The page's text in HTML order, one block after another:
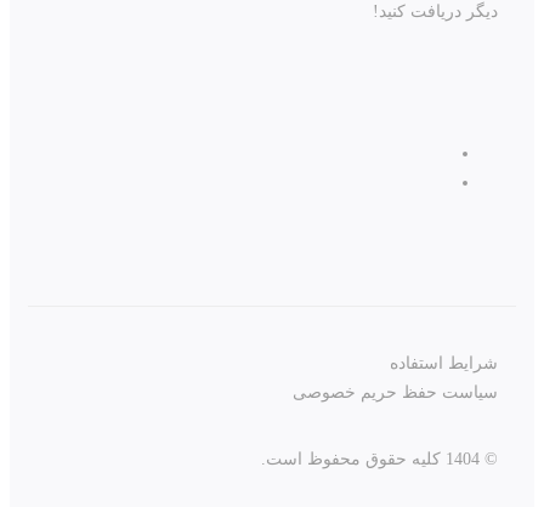
دیگر دریافت کنید!
شرایط استفاده
سیاست حفظ حریم خصوصی
© 1404 کلیه حقوق محفوظ است.